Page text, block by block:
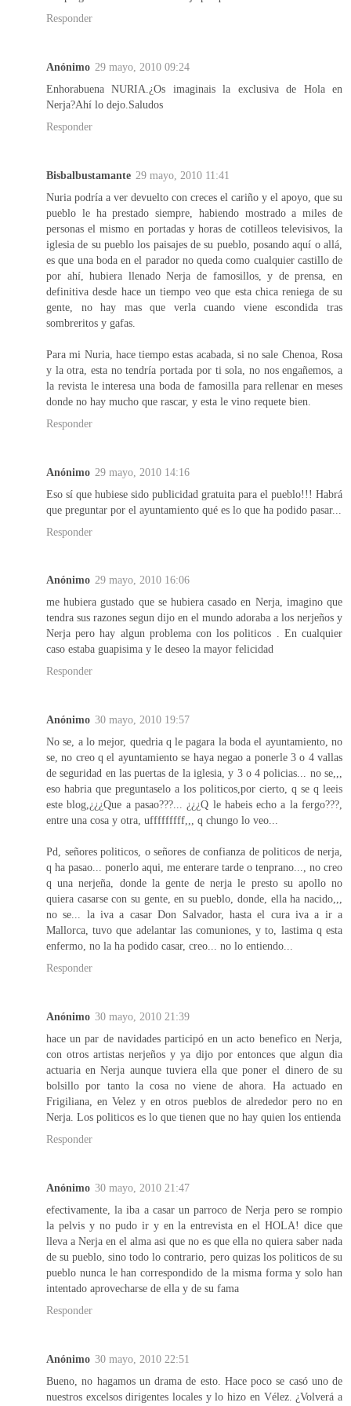
Responder
Anónimo 29 mayo, 2010 09:24
Enhorabuena NURIA.¿Os imaginais la exclusiva de Hola en
Nerja?Ahí lo dejo.Saludos
Responder
Bisbalbustamante 29 mayo, 2010 11:41
Nuria podría a ver devuelto con creces el cariño y el apoyo, que su
pueblo le ha prestado siempre, habiendo mostrado a miles de
personas el mismo en portadas y horas de cotilleos televisivos, la
iglesia de su pueblo los paisajes de su pueblo, posando aquí o allá,
es que una boda en el parador no queda como cualquier castillo de
por ahí, hubiera llenado Nerja de famosillos, y de prensa, en
definitiva desde hace un tiempo veo que esta chica reniega de su
gente, no hay mas que verla cuando viene escondida tras
sombreritos y gafas.
Para mi Nuria, hace tiempo estas acabada, si no sale Chenoa, Rosa
y la otra, esta no tendría portada por ti sola, no nos engañemos, a
la revista le interesa una boda de famosilla para rellenar en meses
donde no hay mucho que rascar, y esta le vino requete bien.
Responder
Anónimo 29 mayo, 2010 14:16
Eso sí que hubiese sido publicidad gratuita para el pueblo!!! Habrá
que preguntar por el ayuntamiento qué es lo que ha podido pasar...
Responder
Anónimo 29 mayo, 2010 16:06
me hubiera gustado que se hubiera casado en Nerja, imagino que
tendra sus razones segun dijo en el mundo adoraba a los nerjeños y
Nerja pero hay algun problema con los politicos . En cualquier
caso estaba guapisima y le deseo la mayor felicidad
Responder
Anónimo 30 mayo, 2010 19:57
No se, a lo mejor, quedria q le pagara la boda el ayuntamiento, no
se, no creo q el ayuntamiento se haya negao a ponerle 3 o 4 vallas
de seguridad en las puertas de la iglesia, y 3 o 4 policias... no se,,,
eso habria que preguntaselo a los politicos,por cierto, q se q leeis
este blog,¿¿¿Que a pasao???... ¿¿¿Q le habeis echo a la fergo???,
entre una cosa y otra, ufffffffff,,, q chungo lo veo...
Pd, señores politicos, o señores de confianza de politicos de nerja,
q ha pasao... ponerlo aqui, me enterare tarde o tenprano..., no creo
q una nerjeña, donde la gente de nerja le presto su apollo no
quiera casarse con su gente, en su pueblo, donde, ella ha nacido,,,
no se... la iva a casar Don Salvador, hasta el cura iva a ir a
Mallorca, tuvo que adelantar las comuniones, y to, lastima q esta
enfermo, no la ha podido casar, creo... no lo entiendo...
Responder
Anónimo 30 mayo, 2010 21:39
hace un par de navidades participó en un acto benefico en Nerja,
con otros artistas nerjeños y ya dijo por entonces que algun dia
actuaria en Nerja aunque tuviera ella que poner el dinero de su
bolsillo por tanto la cosa no viene de ahora. Ha actuado en
Frigiliana, en Velez y en otros pueblos de alrededor pero no en
Nerja. Los politicos es lo que tienen que no hay quien los entienda
Responder
Anónimo 30 mayo, 2010 21:47
efectivamente, la iba a casar un parroco de Nerja pero se rompio
la pelvis y no pudo ir y en la entrevista en el HOLA! dice que
lleva a Nerja en el alma asi que no es que ella no quiera saber nada
de su pueblo, sino todo lo contrario, pero quizas los politicos de su
pueblo nunca le han correspondido de la misma forma y solo han
intentado aprovecharse de ella y de su fama
Responder
Anónimo 30 mayo, 2010 22:51
Bueno, no hagamos un drama de esto. Hace poco se casó uno de
nuestros excelsos dirigentes locales y lo hizo en Vélez. ¿Volverá a